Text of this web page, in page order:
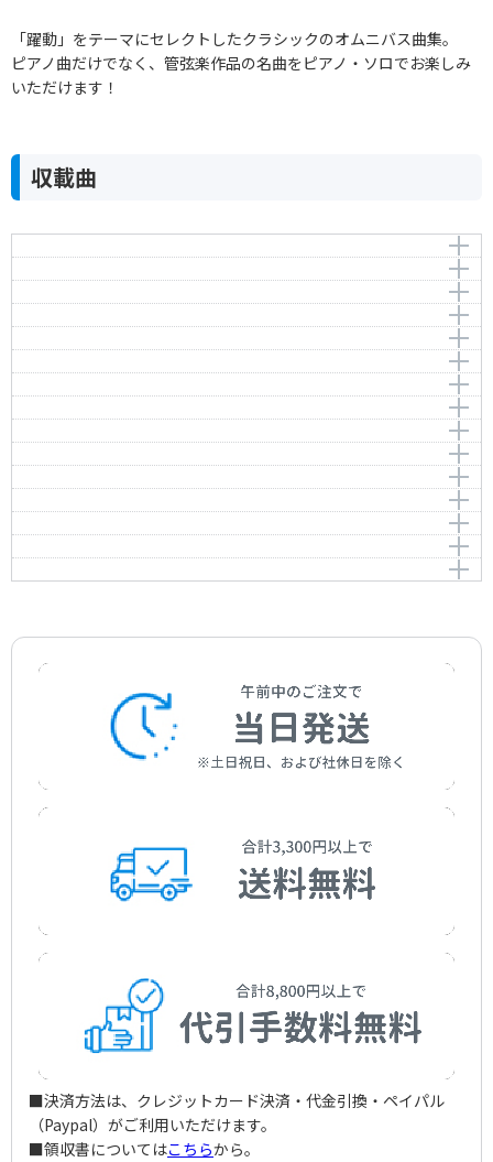
「躍動」をテーマにセレクトしたクラシックのオムニバス曲集。
ピアノ曲だけでなく、管弦楽作品の名曲をピアノ・ソロでお楽しみ
いただけます！
収載曲
幻想即興曲
Fantaisie-Impromptu Op.66
作曲者：ショパン，フレデリック
Chopin，Frédéric
ラ・カンパネラ
La Campanella
作曲者：リスト，フランツ
Liszt，Franz
飛翔
Aufschwung
作曲者：シューマン，ロベルト
Schumann，Robert
威風堂々 第1番
Pomp and Circumstance Marches No.1
作曲者：エルガー，エドワード
Elgar，Edward
歓喜の歌
Ode to Joy
作曲者：ベートーヴェン，ルートヴィヒ・ヴァン
Beethoven，Ludwig van
ラプソディ・イン・ブルー
Rhapsody in Blue
作曲者：ガーシュイン，ジョージ／ガーシュイン，アイラ
Gershwin，George/ Gershwin，Ira
別れの曲
Etude Op.10 No.3
作曲者：ショパン，フレデリック
Chopin，Frédéric
管弦楽組曲 第2番 ポロネーズ
Orchestral Suite No.2 Polonaise
作曲者：バッハ，ヨハン・ゼバスティアン
Bach，Johann Sebastian
ワルツ 第7番
Waltz Op.64 No.2
作曲者：ショパン，フレデリック
Chopin，Frédéric
ピアノ・ソナタ 第8番 《悲愴》 第1楽章
Piano Sonata No.8 Op.13 1st mov.
作曲者：ベートーヴェン，ルートヴィヒ・ヴァン
Beethoven，Ludwig van
ピアノ協奏曲 第2番 全楽章より
Piano Concerto No.2 in C minor Op.18
作曲者：ラフマニノフ，セルゲイ
Rachmaninov，Sergei
エリーゼのために
Für Elise
作曲者：ベートーヴェン，ルートヴィヒ・ヴァン
Beethoven，Ludwig van
交響詩 《魔法使いの弟子》
L’Apprenti Sorcier
作曲者：デュカス，ポール
英雄ポロネーズ
Polonaise Op.53
ワルツ ―組曲 《仮面舞踏会》 より―
作曲者：ハチャトゥリャン，アラム
■決済方法は、クレジットカード決済・代金引換・ペイパル
（Paypal）がご利用いただけます。
■領収書についてはこちらから。